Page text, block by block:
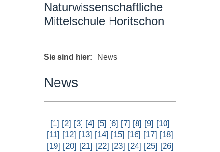
Naturwissenschaftliche
Mittelschule Horitschon
Sie sind hier: News
News
[1] [2] [3] [4] [5] [6] [7] [8] [9] [10]
[11] [12] [13] [14] [15] [16] [17] [18]
[19] [20] [21] [22] [23] [24] [25] [26]